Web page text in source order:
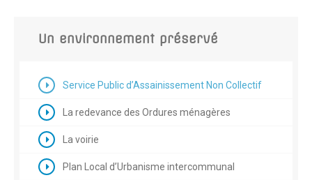
Un environnement préservé
Service Public d’Assainissement Non Collectif
La redevance des Ordures ménagères
La voirie
Plan Local d’Urbanisme intercommunal